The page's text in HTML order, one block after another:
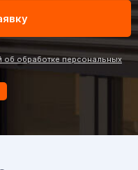
об обработке персональных